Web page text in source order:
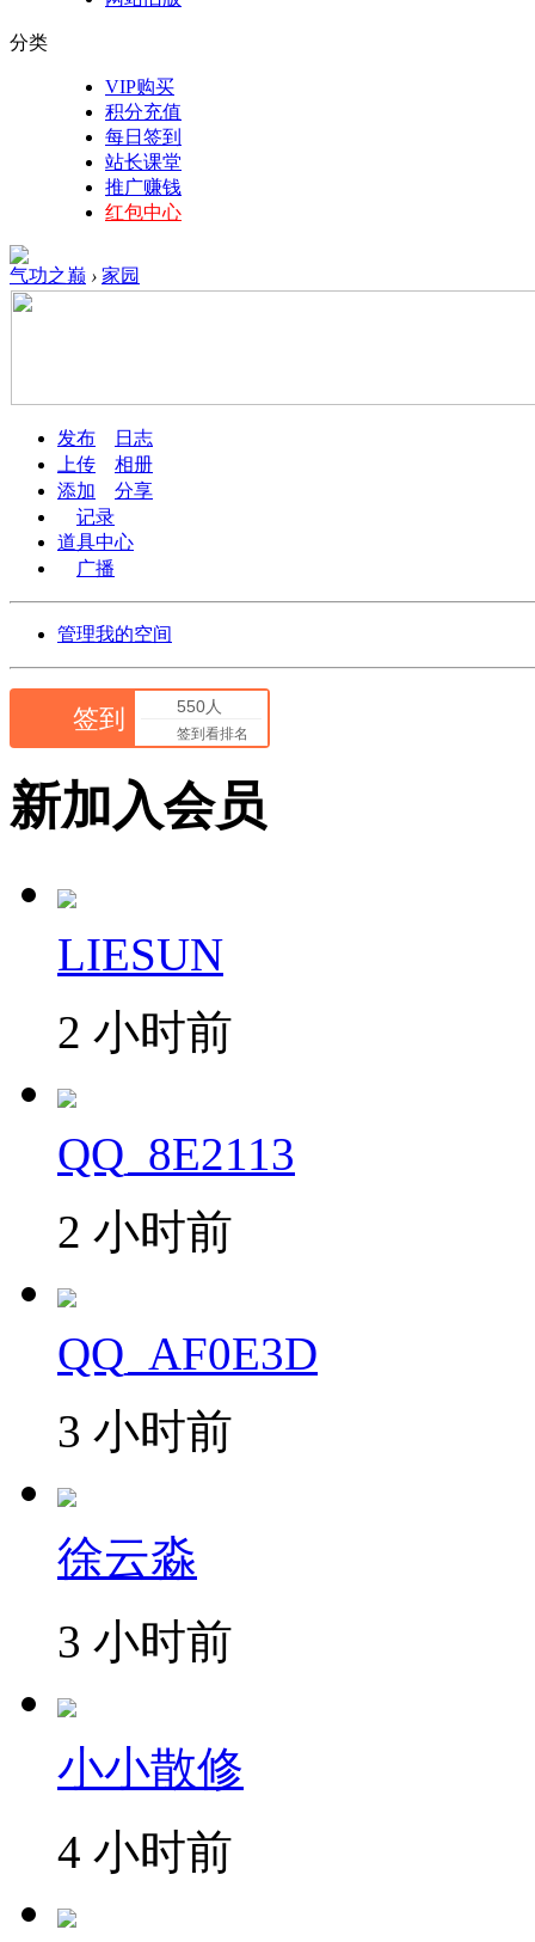
分类
VIP购买
积分充值
每日签到
站长课堂
推广赚钱
红包中心
气功之巅 › 家园
发布
日志
上传
相册
添加
分享
记录
道具中心
广播
管理我的空间
签到 550人
签到看排名
新加入会员
LIESUN
2 小时前
QQ_8E2113
2 小时前
QQ_AF0E3D
3 小时前
徐云淼
3 小时前
小小散修
4 小时前